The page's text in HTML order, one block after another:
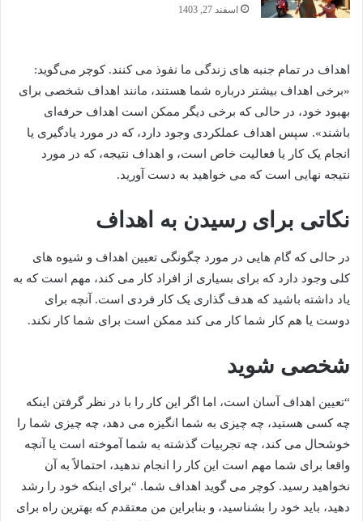
اسفند 27, 1403
اهداف در تمام جنبه های زندگی ما نفوذ می کنند. کوچر می‌گوید:
«برخی اهداف بیشتر درباره شما هستند، مانند اهداف شخصی برای
بهبود خود، در حالی که برخی دیگر ممکن است اهداف حرفه‌ای
باشند». سپس اهداف عملکردی وجود دارد، که در مورد یادگیری یا
انجام یک کار یا فعالیت خاص است، و اهداف نتیجه، که در مورد
نتیجه نهایی است که می خواهید به دست آورید.
نکاتی برای رسیدن به اهداف
در حالی که گام هایی در مورد چگونگی تعیین اهداف و شیوه های
کلی وجود دارد که برای بسیاری از افراد کار می کند، مهم است که به
یاد داشته باشید که هدف گذاری یک کار فردی است. آنچه برای
دوست یا هم کار شما کار می کند ممکن است برای شما کار نکند.
شخصی شوید
“تعیین اهداف آسان است، اما اگر این کار را با در نظر گرفتن اینکه
چه کسی هستید، چه چیزی به شما انگیزه می دهد، چه چیزی شما را
خوشحال می کند، چه تجربیات گذشته به شما آموخته است یا آنچه
واقعا برای شما مهم است این کار را انجام ندهید، احتمالاً به آن
نخواهید رسید. کوچر می گوید اهداف شما. “برای اینکه خود را رشد
دهید، باید خود را بشناسید، و بنابراین من معتقدم که بهترین راه برای